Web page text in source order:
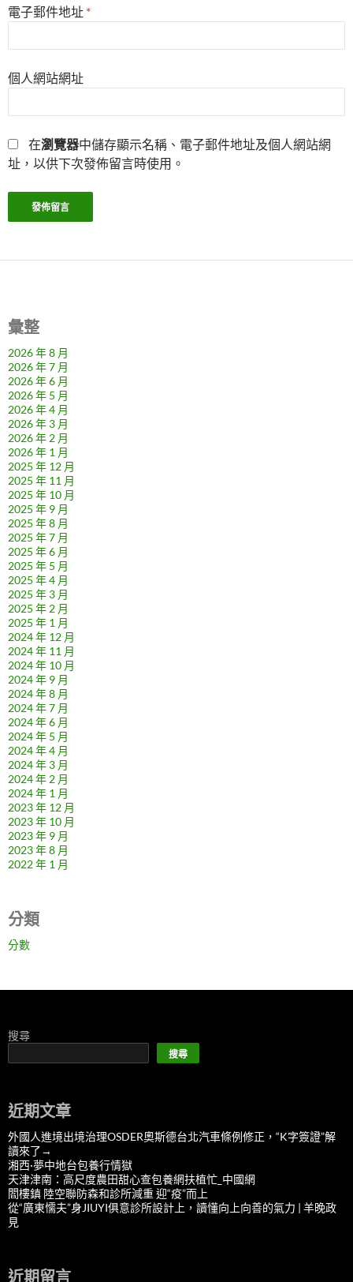
電子郵件地址 *
個人網站網址
在瀏覽器中儲存顯示名稱、電子郵件地址及個人網站網
址，以供下次發佈留言時使用。
彙整
2026 年 8 月
2026 年 7 月
2026 年 6 月
2026 年 5 月
2026 年 4 月
2026 年 3 月
2026 年 2 月
2026 年 1 月
2025 年 12 月
2025 年 11 月
2025 年 10 月
2025 年 9 月
2025 年 8 月
2025 年 7 月
2025 年 6 月
2025 年 5 月
2025 年 4 月
2025 年 3 月
2025 年 2 月
2025 年 1 月
2024 年 12 月
2024 年 11 月
2024 年 10 月
2024 年 9 月
2024 年 8 月
2024 年 7 月
2024 年 6 月
2024 年 5 月
2024 年 4 月
2024 年 3 月
2024 年 2 月
2024 年 1 月
2023 年 12 月
2023 年 10 月
2023 年 9 月
2023 年 8 月
2022 年 1 月
分類
分數
搜尋
搜尋
近期文章
外國人進境出境治理OSDER奧斯德台北汽車條例修正，“K字簽證”解
讀來了→
湘西·夢中地台包養行情獄
天津津南：高尺度農田甜心查包養網扶植忙_中國網
閻樓鎮 陸空聯防森和診所減重 迎“疫”而上
從“廣東懦夫”身JIUYI俱意診所設計上，讀懂向上向善的氣力 | 羊晚政
見
近期留言